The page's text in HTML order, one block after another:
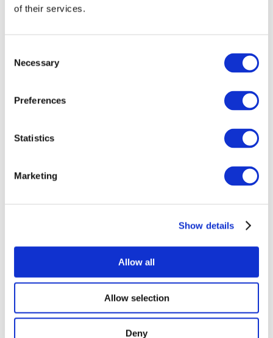
of their services.
Selection
Necessary
Preferences
Statistics
Marketing
Show details
Allow all
Allow selection
Deny
Творческий вечер
Наше спецпредложение
Применить